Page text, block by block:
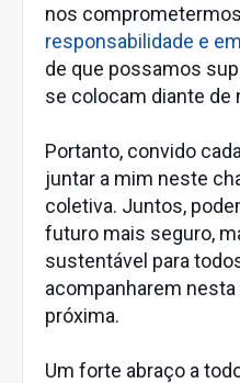
nos
responsabilidade e
de que possamos
se colocam diante de
Portanto, convido
juntar a mim neste
coletiva. Juntos,
futuro mais seguro,
sustentável para
acompanharem nesta
próxima.
Um forte abraço a